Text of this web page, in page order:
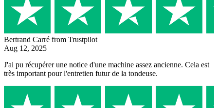
Bertrand Carré from Trustpilot
Aug 12, 2025
J'ai pu récupérer une notice d'une machine assez ancienne. Cela est
très important pour l'entretien futur de la tondeuse.